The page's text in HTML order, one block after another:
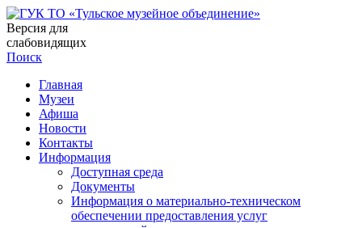
Версия для
слабовидящих
Поиск
Главная
Музеи
Афиша
Новости
Контакты
Информация
Доступная среда
Документы
Информация о материально-техническом
обеспечении предоставления услуг